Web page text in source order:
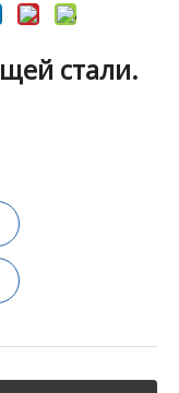
стали.